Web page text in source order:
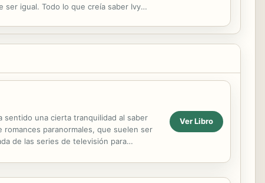
ser igual. Todo lo que creía saber Ivy
sentido una cierta tranquilidad al saber
paranormales, que suelen ser
de las series de televisión para
Ver Libro